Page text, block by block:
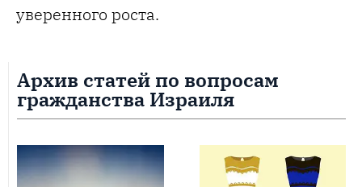
уверенного роста.
Архив статей по вопросам
гражданства Израиля